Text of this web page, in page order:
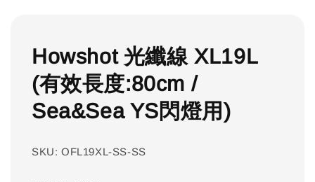
Howshot 光纖線 XL19L
(有效長度:80cm /
Sea&Sea YS閃燈用)
SKU: OFL19XL-SS-SS